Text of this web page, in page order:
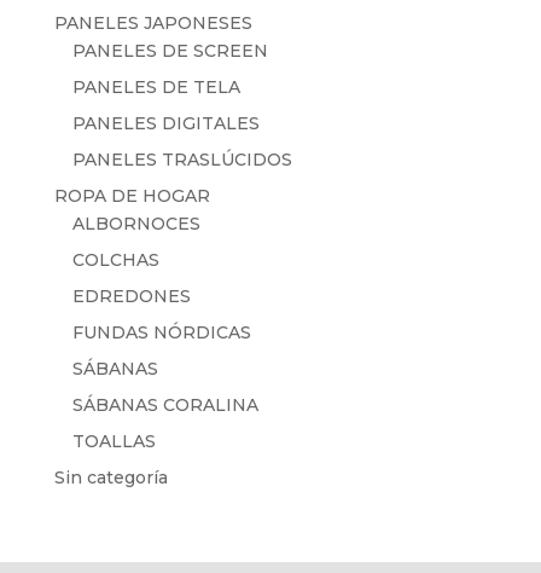
PANELES JAPONESES
PANELES DE SCREEN
PANELES DE TELA
PANELES DIGITALES
PANELES TRASLÚCIDOS
ROPA DE HOGAR
ALBORNOCES
COLCHAS
EDREDONES
FUNDAS NÓRDICAS
SÁBANAS
SÁBANAS CORALINA
TOALLAS
Sin categoría